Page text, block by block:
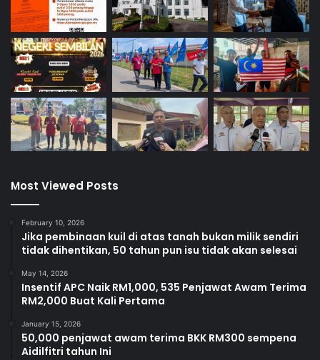
Most Viewed Posts
February 10, 2026
Jika pembinaan kuil di atas tanah bukan milik sendiri
tidak dihentikan, 50 tahun pun isu tidak akan selesai
May 14, 2026
Insentif APC Naik RM1,000, 535 Penjawat Awam Terima
RM2,000 Buat Kali Pertama
January 15, 2026
50,000 penjawat awam terima BKK RM300 sempena
Aidilfitri tahun Ini